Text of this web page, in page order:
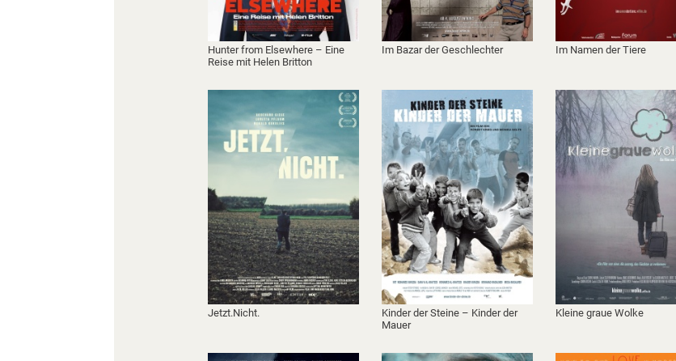
Hunter from Elsewhere – Eine
Reise mit Helen Britton
Im Bazar der Geschlechter Im Namen der Tiere
Jetzt.Nicht.
Kinder der Steine – Kinder der
Mauer
Kleine graue Wolke